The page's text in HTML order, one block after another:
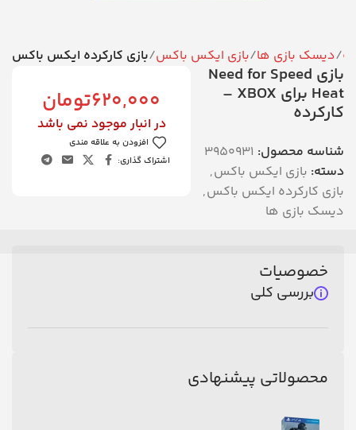
دیسک بازی ها بازی ایکس باکس بازی کارکرده ایکس باکس
بازی Need for Speed
Heat برای XBOX –
کارکرده
شناسه محصول: 3950931
دسته: بازی ایکس باکس,
بازی کارکرده ایکس باکس,
دیسک بازی ها
620,000تومان
در انبار موجود نمی باشد
افزودن به علاقه مندی
اشتراک گذاری:
خصوصیات
بررسی کلی
محصولاتی پیشنهادی